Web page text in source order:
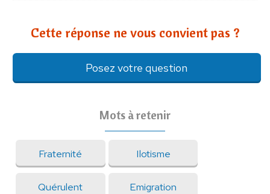
Cette réponse ne vous convient pas ?
Posez votre question
Mots à retenir
Fraternité Ilotisme
Quérulent Emigration